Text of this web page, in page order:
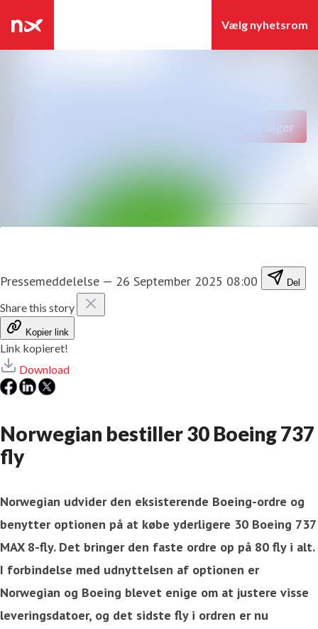
Kontakt
Følger
Pressemeddelelse — 26 September 2025 08:00 Del
Share this story
Kopier link
Link kopieret!
Download
Norwegian bestiller 30 Boeing 737
fly
Norwegian udvider den eksisterende Boeing-ordre og
benytter optionen på at købe yderligere 30 Boeing 737
MAX 8-fly. Det bringer den faste ordre op på 80 fly i alt.
I forbindelse med udnyttelsen af optionen er
Norwegian og Boeing blevet enige om at justere visse
leveringsdatoer, og det sidste fly i ordren er nu